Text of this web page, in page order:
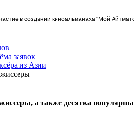
в создании киноальманаха "Мой
заявок
из Азии
а также десятка